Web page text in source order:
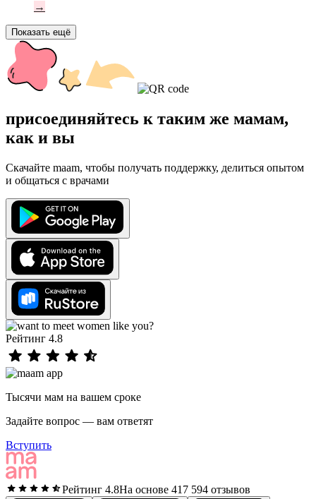
→
Показать ещё
присоединяйтесь к таким же мамам,
как и вы
Скачайте maam, чтобы получать поддержку, делиться опытом
и общаться с врачами
Рейтинг 4.8
Тысячи мам на вашем сроке
Задайте вопрос — вам ответят
Вступить
Рейтинг 4.8На основе 417 594 отзывов